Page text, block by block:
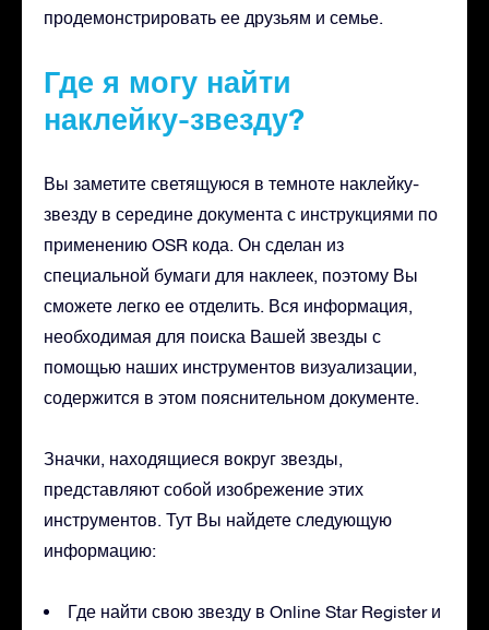
продемонстрировать ее друзьям и семье.
Где я могу найти
наклейку-звезду?
Вы заметите светящуюся в темноте наклейку-
звезду в середине документа с инструкциями по
применению OSR кода. Он сделан из
специальной бумаги для наклеек, поэтому Вы
сможете легко ее отделить. Вся информация,
необходимая для поиска Вашей звезды с
помощью наших инструментов визуализации,
содержится в этом пояснительном документе.
Значки, находящиеся вокруг звезды,
представляют собой изобрежение этих
инструментов. Тут Вы найдете следующую
информацию:
Где найти свою звезду в Online Star Register и